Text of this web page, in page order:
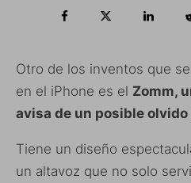
Otro de los inventos que
en el iPhone es el Zomm,
avisa de un posible
Tiene un diseño
un altavoz que no solo